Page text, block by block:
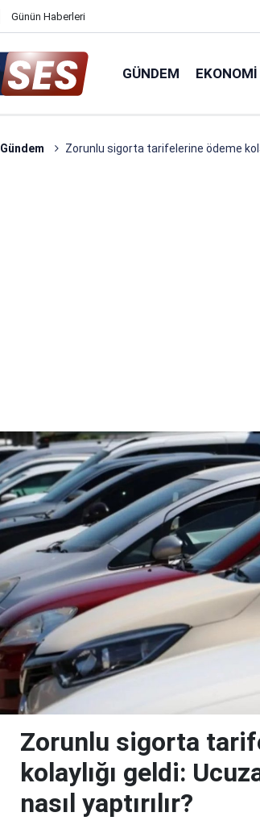
Günün Haberleri
GÜNDEM EKONOMI
Gündem Zorunlu sigorta tarifelerine ödeme
Zorunlu sigorta
kolaylığı geldi:
nasıl yaptırılır?